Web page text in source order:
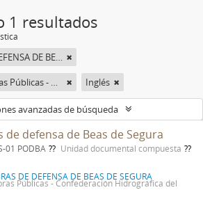
1 resultados
PROYECTOS OBRAS DE DEFENSA DE BEAS DE SEGURA
Dirección General de Obras Públicas - Confederación Hidrográfica del Guadalquivir
Inglés
avanzadas de búsqueda
defensa de Beas de Segura
01 PODBA
Unidad documental compuesta
DE DEFENSA DE BEAS DE SEGURA
Públicas - Confederación Hidrográfica del